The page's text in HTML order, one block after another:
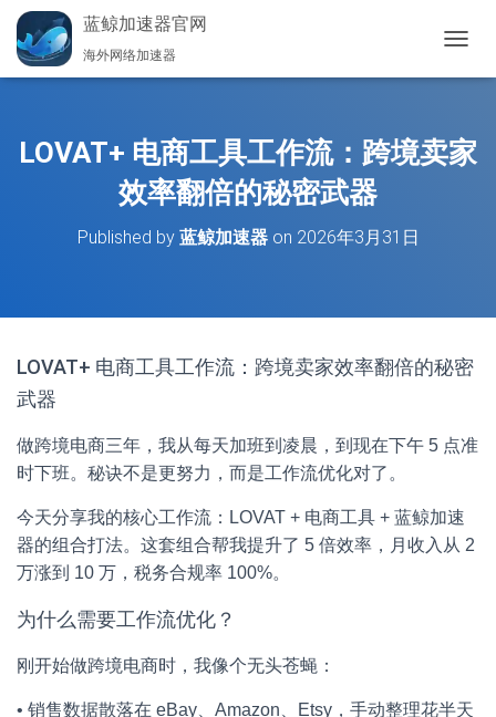
蓝鲸加速器官网
海外网络加速器
换
LOVAT+ 电商工具工作流：跨境卖家
效率翻倍的秘密武器
Published by 蓝鲸加速器on 2026年3月31日
LOVAT+ 电商工具工作流：跨境卖家效率翻倍的秘密
武器
做跨境电商三年，我从每天加班到凌晨，到现在下午 5 点准
时下班。秘诀不是更努力，而是工作流优化对了。
今天分享我的核心工作流：LOVAT + 电商工具 + 蓝鲸加速
器的组合打法。这套组合帮我提升了 5 倍效率，月收入从 2
万涨到 10 万，税务合规率 100%。
为什么需要工作流优化？
刚开始做跨境电商时，我像个无头苍蝇：
• 销售数据散落在 eBay、Amazon、Etsy，手动整理花半天